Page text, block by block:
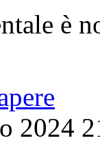
è
2024